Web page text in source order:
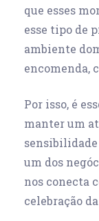
que esses
esse tipo de
ambiente
encomenda,
Por isso, é
manter um
sensibilidade
um dos
nos conecta
celebração